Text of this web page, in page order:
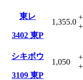
東レ
3402 東P
1,355.0
シキボウ
3109 東P
1,050